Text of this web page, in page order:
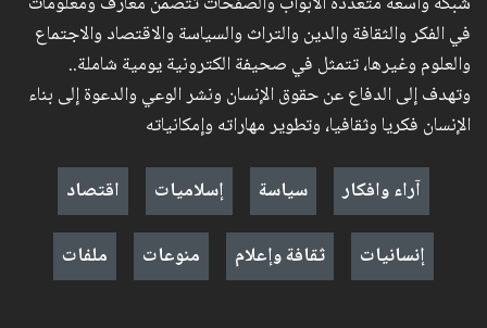
في الفكر والثقافة والدين والتراث والسياسة والاقتصاد والاجتماع
والعلوم وغيرها، تتمثل في صحيفة الكترونية يومية شاملة..
وتهدف إلى الدفاع عن حقوق الإنسان ونشر الوعي والدعوة إلى بناء
الإنسان فكريا وثقافيا، وتطوير مهاراته وإمكانياته
آراء وافكار
سياسة إسلاميات
اقتصاد
إنسانيات
ثقافة وإعلام منوعات ملفات